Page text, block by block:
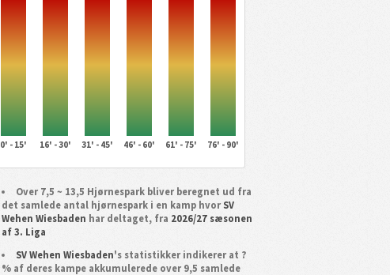
0' - 15' 16' - 30' 31' - 45' 46' - 60' 61' - 75' 76' - 90'
Over 7,5 ~ 13,5 Hjørnespark bliver beregnet ud fra
det samlede antal hjørnespark i en kamp hvor SV
Wehen Wiesbaden har deltaget, fra 2026/27 sæsonen
af 3. Liga
SV Wehen Wiesbaden's statistikker indikerer at ?
% af deres kampe akkumulerede over 9,5 samlede